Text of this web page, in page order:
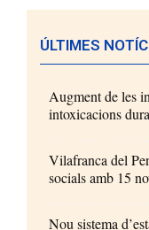
ÚLTIMES
Augment de les
intoxicacions
Vilafranca del
socials amb 15
Nou sistema